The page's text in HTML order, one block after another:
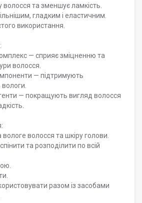
та зменшує ламкість.
гладким і еластичним.
використання.
— сприяє зміцненню та
волосся.
— підтримують
— покращують вигляд волосся
волосся та шкіру голови.
та розподілити по всій
разом із засобами